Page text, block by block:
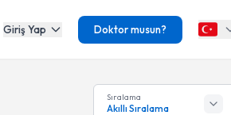
Giriş Yap Doktor musun?
Sıralama
Akıllı Sıralama